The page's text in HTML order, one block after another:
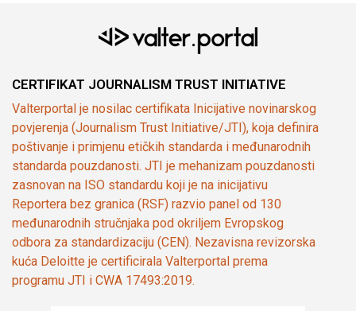
CERTIFIKAT JOURNALISM TRUST INITIATIVE
Valterportal je nosilac certifikata Inicijative novinarskog
povjerenja (Journalism Trust Initiative/JTI), koja definira
poštivanje i primjenu etičkih standarda i međunarodnih
standarda pouzdanosti. JTI je mehanizam pouzdanosti
zasnovan na ISO standardu koji je na inicijativu
Reportera bez granica (RSF) razvio panel od 130
međunarodnih stručnjaka pod okriljem Evropskog
odbora za standardizaciju (CEN). Nezavisna revizorska
kuća Deloitte je certificirala Valterportal prema
programu JTI i CWA 17493:2019.